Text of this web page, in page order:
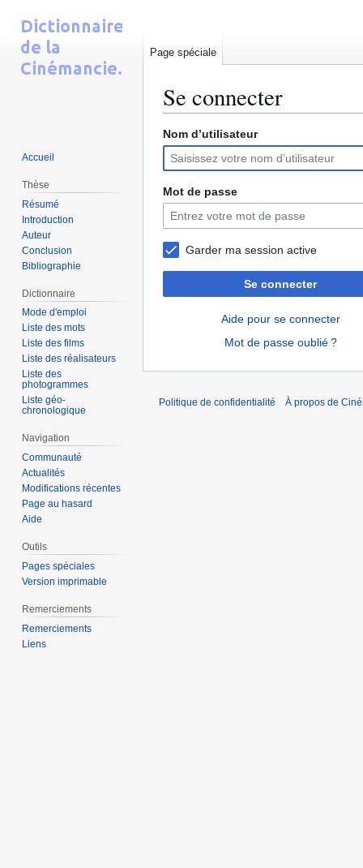
Se connecter
Aller
navigation
Aller
recherche
Nom d’utilisateur
Mot de passe
Garder ma session active
Se connecter
Aide pour se connecter
Mot de passe oublié ?
Page spéciale
Accueil
Thèse
Résumé
Introduction
Auteur
Conclusion
Bibliographie
Dictionnaire
Mode d'emploi
Liste des mots
Liste des films
Liste des réalisateurs
Liste des
photogrammes
Liste géo-
chronologique
Navigation
Communauté
Actualités
Modifications récentes
Page au hasard
Aide
Outils
Pages spéciales
Version imprimable
Remerciements
Remerciements
Liens
Politique de confidentialité À propos de